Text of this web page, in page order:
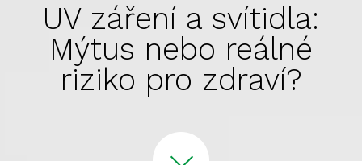
UV záření a svítidla:
Mýtus nebo reálné
riziko pro zdraví?